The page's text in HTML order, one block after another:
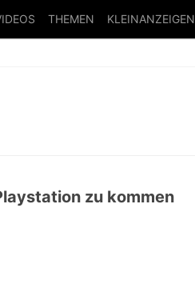
THEMEN KLEINANZEIGEN
zu kommen